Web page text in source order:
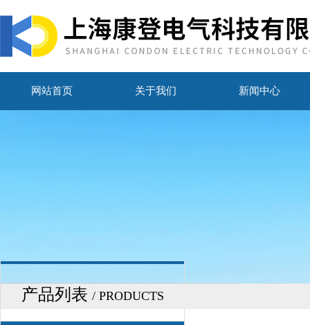
网站首页 关于我们 新闻中心
产品列表 / PRODUCTS